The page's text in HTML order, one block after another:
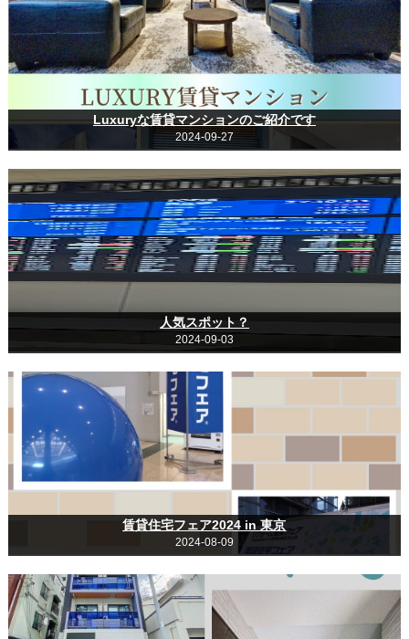
Luxuryな賃貸マンションのご紹介です
2024-09-27
人気スポット？
2024-09-03
賃貸住宅フェア2024 in 東京
2024-08-09